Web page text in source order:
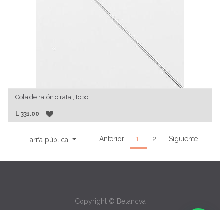
Cola de ratón o rata , topo .
L 331.00
Tarifa pública Anterior 1 2 Siguiente
Copyright © Belanova